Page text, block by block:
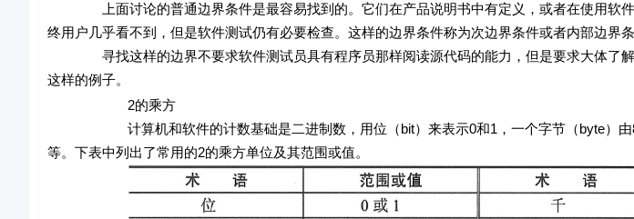
上面讨论的普通边界条件是最容易找到的。它们在产品说明书中有定义，或者在使用软件
终用户几乎看不到，但是软件测试仍有必要检查。这样的边界条件称为次边界条件或者内部边界条
寻找这样的边界不要求软件测试员具有程序员那样阅读源代码的能力，但是要求大体了解
这样的例子。
2的乘方
计算机和软件的计数基础是二进制数，用位（bit）来表示0和1，一个字节（byte）由8
等。下表中列出了常用的2的乘方单位及其范围或值。